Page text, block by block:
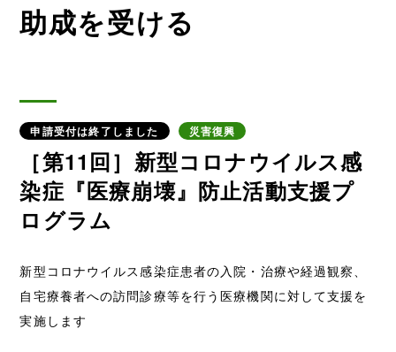
助成を受ける
申請受付は終了しました 災害復興
［第11回］新型コロナウイルス感
染症『医療崩壊』防止活動支援プ
ログラム
新型コロナウイルス感染症患者の入院・治療や経過観察、
自宅療養者への訪問診療等を行う医療機関に対して支援を
実施します